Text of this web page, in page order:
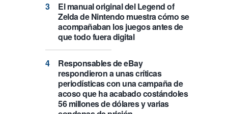
El manual original del Legend of
Zelda de Nintendo muestra cómo se
acompañaban los juegos antes de
que todo fuera digital
Responsables de eBay
respondieron a unas críticas
periodísticas con una campaña de
acoso que ha acabado costándoles
56 millones de dólares y varias